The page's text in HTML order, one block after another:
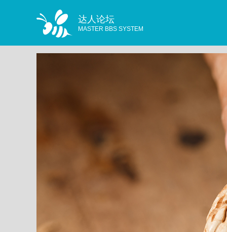
达人论坛
MASTER BBS SYSTEM